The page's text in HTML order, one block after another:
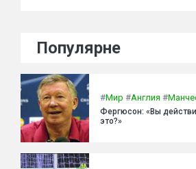
Популярне
#Мир #Англия #
Фергюсон: «Вы
это?»